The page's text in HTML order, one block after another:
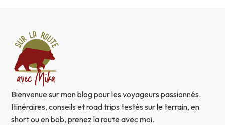
Bienvenue sur mon blog pour les voyageurs passionnés.
Itinéraires, conseils et road trips testés sur le terrain, en
short ou en bob, prenez la route avec moi.